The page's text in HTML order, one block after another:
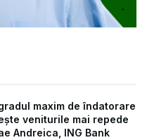
maxim de îndatorare
veniturile mai repede
Andreica, ING Bank